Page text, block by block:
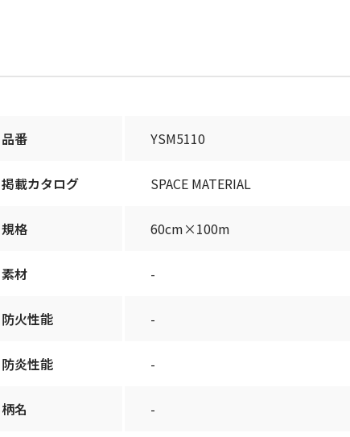
品番 YSM5110
掲載カタログ SPACE MATERIAL
規格 60cm×100m
素材 -
防火性能 -
防炎性能 -
柄名 -